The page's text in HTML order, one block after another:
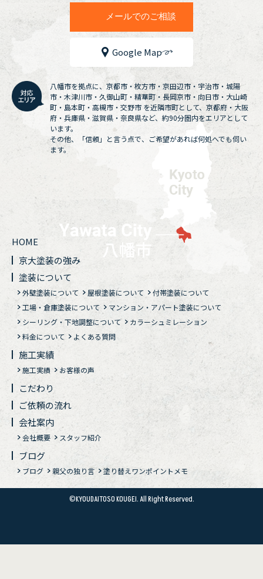
メールでのご相談
Google Map
八幡市を拠点に、京都市・枚方市・京田辺市・宇治市・城陽
市・木津川市・久御山町・精華町・長岡京市・向日市・大山崎
町・島本町・高槻市・交野市 を近隣市町として、京都府・大阪
府・兵庫県・滋賀県・奈良県など、約90分圏内をエリアとして
います。
その他、「信頼」と言う点で、ご希望があれば何処へでも伺い
ます。
HOME
京大塗装の強み
塗装について
外壁塗装について 屋根塗装について
付帯塗装について
工場・倉庫塗装について
マンション・アパート塗装について
シーリング・下地調整について
カラーシュミレーション
料金について
よくある質問
施工実績
施工実績 お客様の声
こだわり
ご依頼の流れ
会社案内
会社概要 スタッフ紹介
ブログ
ブログ 親父の独り言 塗り替えワンポイントメモ
©KYOUDAITOSO KOUGEI. All Right Reserved.